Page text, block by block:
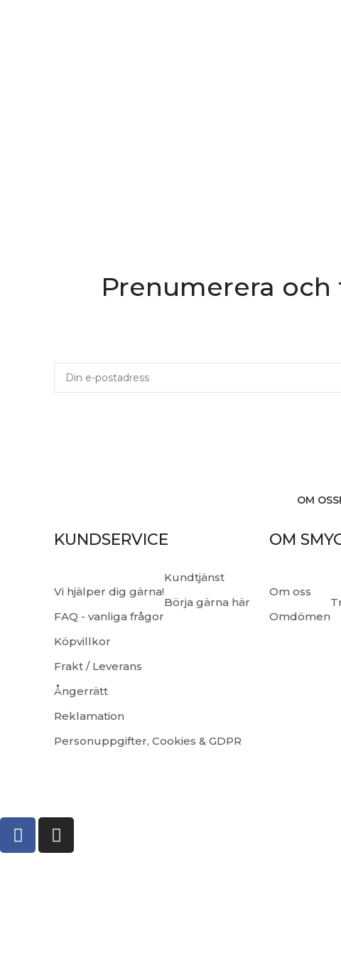
Prenumerera och
OM OSS
KUNDSERVICE
Vi hjälper dig gärna!
Kundtjänst
FAQ - vanliga frågor
Börja gärna här
Köpvillkor
Frakt / Leverans
Ångerrätt
Reklamation
Personuppgifter, Cookies & GDPR
OM
Om oss
Omdömen